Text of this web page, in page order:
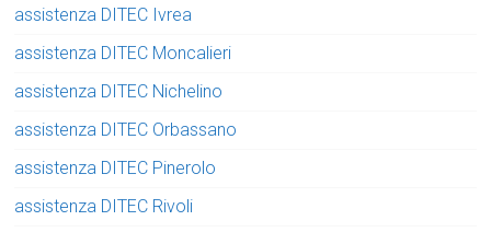
assistenza DITEC Ivrea
assistenza DITEC Moncalieri
assistenza DITEC Nichelino
assistenza DITEC Orbassano
assistenza DITEC Pinerolo
assistenza DITEC Rivoli